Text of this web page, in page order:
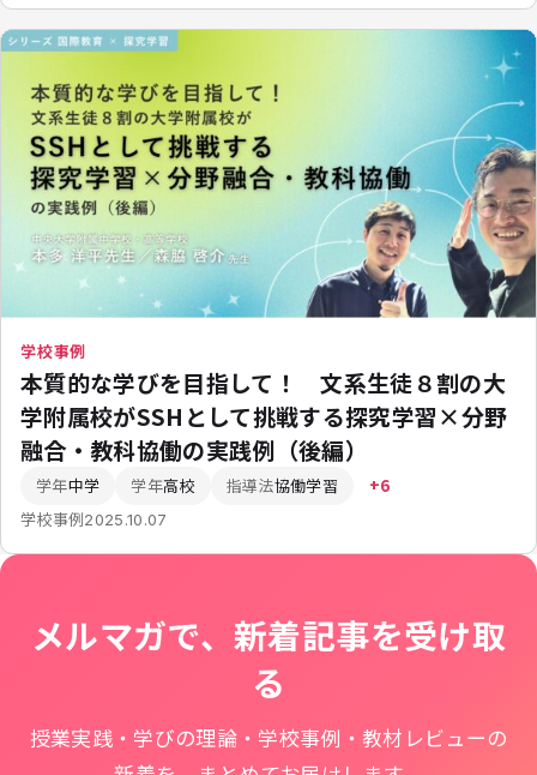
学校事例
本質的な学びを目指して！ 文系生徒８割の大
学附属校がSSHとして挑戦する探究学習×分野
融合・教科協働の実践例（後編）
学年中学 学年高校 指導法協働学習 +6
学校事例2025.10.07
メルマガで、新着記事を受け取
る
授業実践・学びの理論・学校事例・教材レビューの